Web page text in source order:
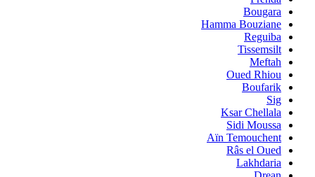
Bougara
Hamma Bouziane
Reguiba
Tissemsilt
Meftah
Oued Rhiou
Boufarik
Sig
Ksar Chellala
Sidi Moussa
Aïn Temouchent
Râs el Oued
Lakhdaria